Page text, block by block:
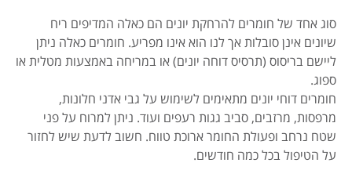
סוג אחד של חומרים להרחקת יונים הם כאלה המדיפים ריח
שיונים אינן סובלות אך לנו הוא אינו מפריע. חומרים כאלה ניתן
ליישם בריסוס (תרסיס דוחה יונים) או במריחה באמצעות מטלית או
ספוג.
חומרים דוחי יונים מתאימים לשימוש על גבי אדני חלונות,
מרפסות, מרזבים, סביב גגות רעפים ועוד. ניתן למרוח על פני
שטח נרחב ופעולת החומר ארוכת טווח. חשוב לדעת שיש לחזור
על הטיפול בכל כמה חודשים.